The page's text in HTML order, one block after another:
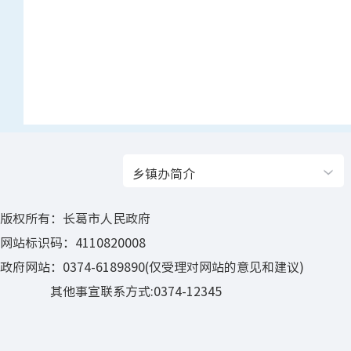
乡镇办简介
版权所有：长葛市人民政府
网站标识码：4110820008
政府网站：0374-6189890(仅受理对网站的意见和建议)
其他事宣联系方式:0374-12345